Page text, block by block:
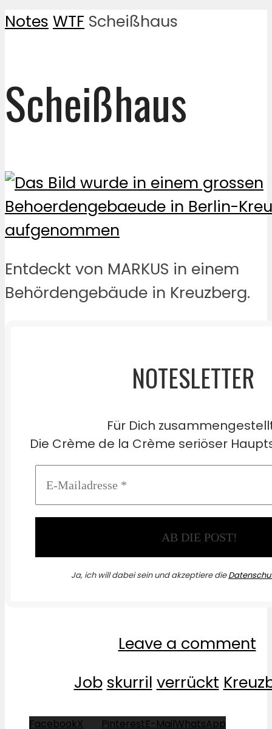
Notes WTF Scheißhaus
Scheißhaus
Entdeckt von MARKUS in einem
Behördengebäude in Kreuzberg.
NOTESLETTER
Für Dich
Die Crème de la Crème seriöser
Ja, ich will dabei sein und akzeptiere die
Leave a comment
Job skurril verrückt
FacebookX PinterestE-MailWhatsApp